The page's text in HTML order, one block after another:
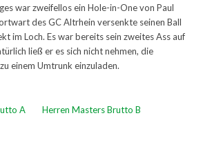
war zweifellos ein Hole-in-One von Paul
des GC Altrhein versenkte seinen Ball
im Loch. Es war bereits sein zweites Ass auf
ließ er es sich nicht nehmen, die
einem Umtrunk einzuladen.
A Herren Masters Brutto B